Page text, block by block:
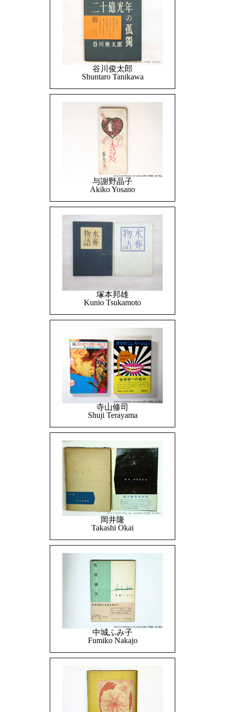
谷川俊太郎
Shuntaro Tanikawa
与謝野晶子
Akiko Yosano
塚本邦雄
Kunio Tsukamoto
寺山修司
Shuji Terayama
岡井隆
Takashi Okai
中城ふみ子
Fumiko Nakajo